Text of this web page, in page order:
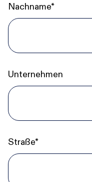
Nachname*
Unternehmen
Straße*